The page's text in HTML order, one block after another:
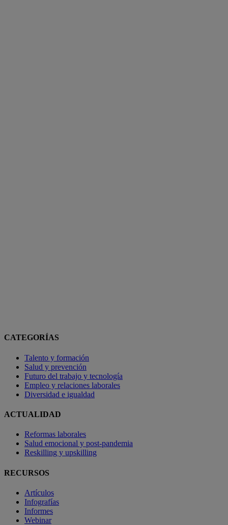
CATEGORÍAS
Talento y formación
Salud y prevención
Futuro del trabajo y tecnología
Empleo y relaciones laborales
Diversidad e igualdad
ACTUALIDAD
Reformas laborales
Salud emocional y post-pandemia
Reskilling y upskilling
RECURSOS
Artículos
Infografías
Informes
Webinar